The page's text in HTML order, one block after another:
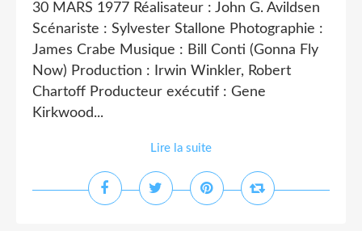
30 MARS 1977 Réalisateur : John G. Avildsen
Scénariste : Sylvester Stallone Photographie :
James Crabe Musique : Bill Conti (Gonna Fly
Now) Production : Irwin Winkler, Robert
Chartoff Producteur exécutif : Gene
Kirkwood...
Lire la suite